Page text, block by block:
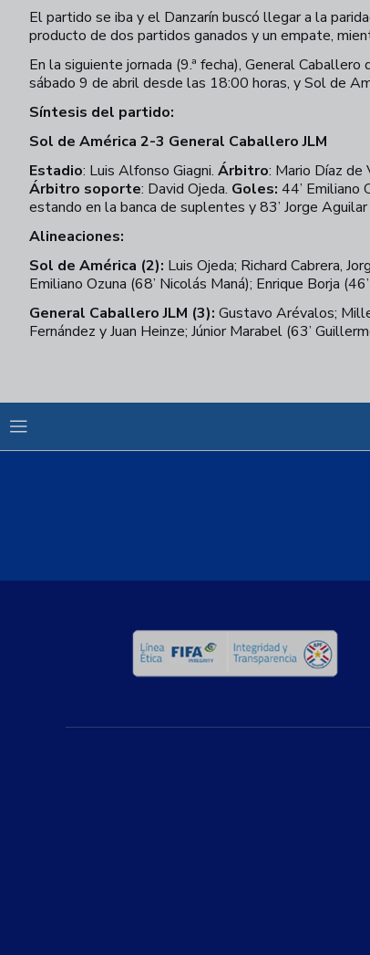
El partido se iba y el Danzarín buscó llegar a la
producto de dos partidos ganados y un empate,
En la siguiente jornada (9.ª fecha), General
sábado 9 de abril desde las 18:00 horas, y Sol de
Síntesis del partido:
Sol de América 2-3 General Caballero JLM
Estadio: Luis Alfonso Giagni. Árbitro: Mario Díaz de
Árbitro soporte: David Ojeda. Goles: 44’ Emiliano
estando en la banca de suplentes y 83’ Jorge Aguilar
Alineaciones:
Sol de América (2): Luis Ojeda; Richard Cabrera,
Emiliano Ozuna (68’ Nicolás Maná); Enrique Borja
General Caballero JLM (3): Gustavo Arévalos;
Fernández y Juan Heinze; Júnior Marabel (63’